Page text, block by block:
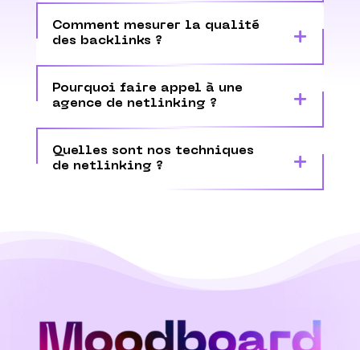
Comment mesurer la qualité
des backlinks ?
Pourquoi faire appel à une
agence de netlinking ?
Quelles sont nos techniques
de netlinking ?